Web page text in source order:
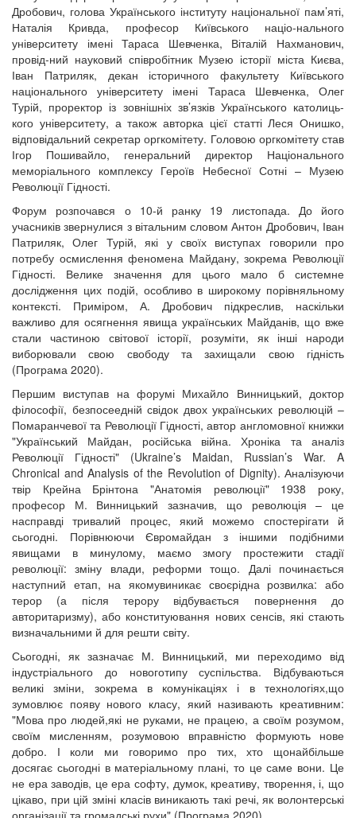
Дробович, голова Українського інституту національної пам’яті,
Наталія Кривда, професор Київського націо-нального
університету імені Тараса Шевченка, Віталій Нахманович,
провід-ний науковий співробітник Музею історії міста Києва,
Іван Патриляк, декан історичного факультету Київського
національного університету імені Тараса Шевченка, Олег
Турій, проректор із зовнішніх зв’язків Українського католиць-
кого університету, а також авторка цієї статті Леся Онишко,
відповідальний секретар оргкомітету. Головою оргкомітету став
Ігор Пошивайло, генеральний директор Національного
меморіального комплексу Героїв Небесної Сотні – Музею
Революції Гідності.
Форум розпочався о 10-й ранку 19 листопада. До його
учасників звернулися з вітальним словом Антон Дробович, Іван
Патриляк, Олег Турій, які у своїх виступах говорили про
потребу осмислення феномена Майдану, зокрема Революції
Гідності. Велике значення для цього мало б системне
дослідження цих подій, особливо в широкому порівняльному
контексті. Приміром, А. Дробович підкреслив, наскільки
важливо для осягнення явища українських Майданів, що вже
стали частиною світової історії, розуміти, як інші народи
виборювали свою свободу та захищали свою гідність
(Програма 2020).
Першим виступав на форумі Михайло Винницький, доктор
філософії, безпосеедній свідок двох українських революцій –
Помаранчевої та Революції Гідності, автор англомовної книжки
"Український Майдан, російська війна. Хроніка та аналіз
Революції Гідності" (Ukraine’s Maidan, Russian’s War. A
Chronical and Analysis of the Revolution of Dignity). Аналізуючи
твір Крейна Брінтона "Анатомія революції" 1938 року,
професор М. Винницький зазначив, що революція – це
насправді тривалий процес, який можемо спостерігати й
сьогодні. Порівнюючи Євромайдан з іншими подібними
явищами в минулому, маємо змогу простежити стадії
революції: зміну влади, реформи тощо. Далі починається
наступний етап, на якомувиникає своєрідна розвилка: або
терор (а після терору відбувається повернення до
авторитаризму), або конституювання нових сенсів, які стають
визначальними й для решти світу.
Сьогодні, як зазначає М. Винницький, ми переходимо від
індустріального до новоготипу суспільства. Відбуваються
великі зміни, зокрема в комунікаціях і в технологіях,що
зумовлює появу нового класу, який називають креативним:
"Мова про людей,які не руками, не працею, а своїм розумом,
своїм мисленням, розумовою вправністю формують нове
добро. І коли ми говоримо про тих, хто щонайбільше
досягає сьогодні в матеріальному плані, то це саме вони. Це
не ера заводів, це ера софту, думок, креативу, творення, і, що
цікаво, при цій зміні класів виникають такі речі, як волонтерські
організації та громадські рухи" (Програма 2020).